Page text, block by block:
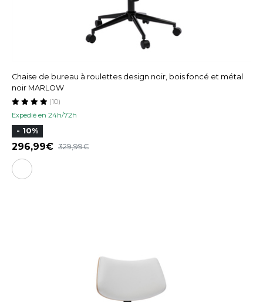
Chaise de bureau à roulettes design noir, bois foncé et métal
noir MARLOW
Expedié en 24h/72h
(10)
- 10%
296,99 329,99